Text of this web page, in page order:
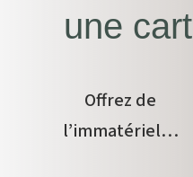
une
Offrez de
l’immatériel…